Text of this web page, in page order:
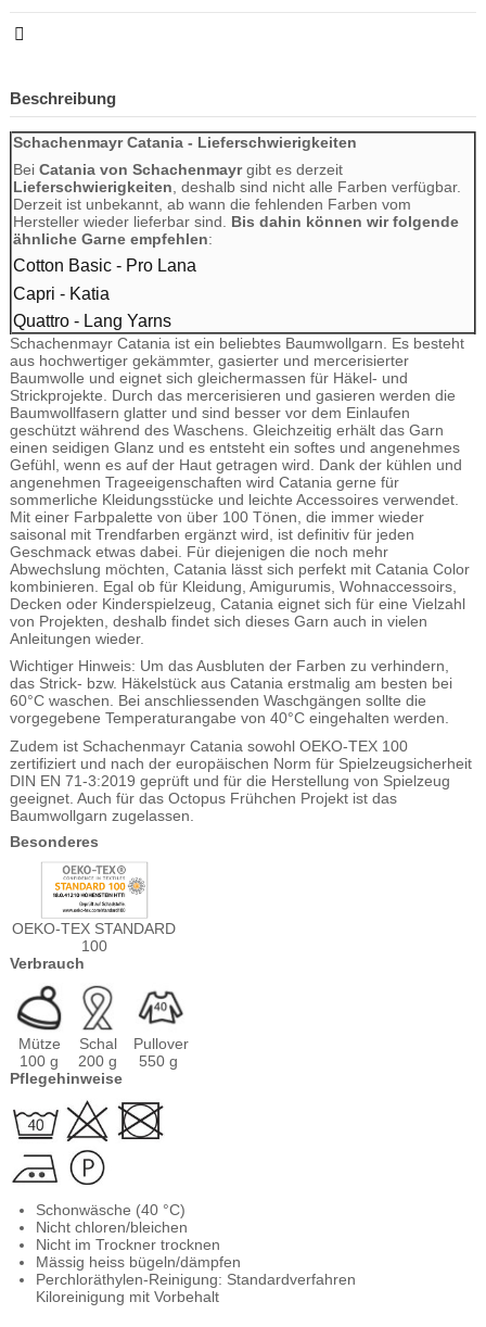
Beschreibung
Schachenmayr Catania - Lieferschwierigkeiten
Bei Catania von Schachenmayrgibt es derzeit
Lieferschwierigkeiten , deshalb sind nicht alle Farben verfügbar.
Derzeit ist unbekannt, ab wann die fehlenden Farben vom
Hersteller wieder lieferbar sind. Bis dahin können wir folgende
ähnliche Garne empfehlen:
Cotton Basic - Pro Lana
Capri - Katia
Quattro - Lang Yarns
Schachenmayr Catania ist ein beliebtes Baumwollgarn. Es besteht
aus hochwertiger gekämmter, gasierter und mercerisierter
Baumwolle und eignet sich gleichermassen für Häkel- und
Strickprojekte. Durch das mercerisieren und gasieren werden die
Baumwollfasern glatter und sind besser vor dem Einlaufen
geschützt während des Waschens. Gleichzeitig erhält das Garn
einen seidigen Glanz und es entsteht ein softes und angenehmes
Gefühl, wenn es auf der Haut getragen wird. Dank der kühlen und
angenehmen Trageeigenschaften wird Catania gerne für
sommerliche Kleidungsstücke und leichte Accessoires verwendet.
Mit einer Farbpalette von über 100 Tönen, die immer wieder
saisonal mit Trendfarben ergänzt wird, ist definitiv für jeden
Geschmack etwas dabei. Für diejenigen die noch mehr
Abwechslung möchten, Catania lässt sich perfekt mit Catania Color
kombinieren. Egal ob für Kleidung, Amigurumis, Wohnaccessoirs,
Decken oder Kinderspielzeug, Catania eignet sich für eine Vielzahl
von Projekten, deshalb findet sich dieses Garn auch in vielen
Anleitungen wieder.
Wichtiger Hinweis: Um das Ausbluten der Farben zu verhindern,
das Strick- bzw. Häkelstück aus Catania erstmalig am besten bei
60°C waschen. Bei anschliessenden Waschgängen sollte die
vorgegebene Temperaturangabe von 40°C eingehalten werden.
Zudem ist Schachenmayr Catania sowohl OEKO-TEX 100
zertifiziert und nach der europäischen Norm für Spielzeugsicherheit
DIN EN 71-3:2019 geprüft und für die Herstellung von Spielzeug
geeignet. Auch für das Octopus Frühchen Projekt ist das
Baumwollgarn zugelassen.
Besonderes
OEKO-TEX STANDARD
100
Verbrauch
Mütze
100 g
Schal
200 g
Pullover
550 g
Pflegehinweise
Schonwäsche (40 °C)
Nicht chloren/bleichen
Nicht im Trockner trocknen
Mässig heiss bügeln/dämpfen
Perchloräthylen-Reinigung: Standardverfahren
Kiloreinigung mit Vorbehalt